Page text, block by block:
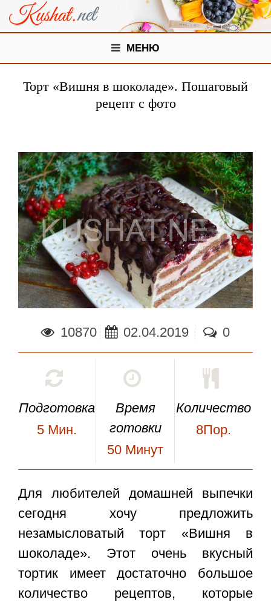
МЕНЮ
Торт «Вишня в шоколаде». Пошаговый
рецепт с фото
10870 02.04.2019 0
Подготовка
5 Мин.
Время
готовки
50 Минут
Количество
8Пор.
Для любителей домашней выпечки
сегодня хочу предложить
незамысловатыйторт «Вишня в
шоколаде». Этот очень вкусный
тортик имеет достаточно большое
количество рецептов, которые